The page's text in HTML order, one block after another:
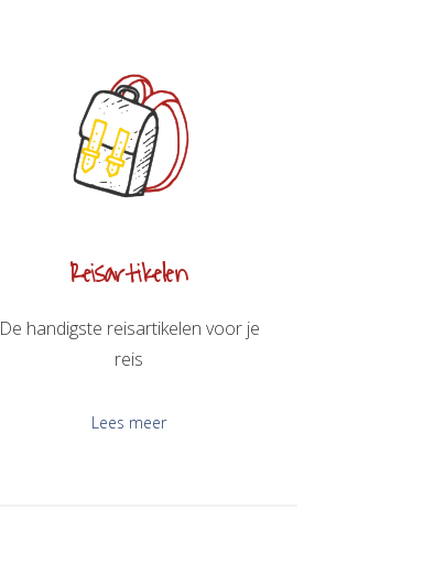
Reisartikelen
De handigste reisartikelen voor je
reis
Lees meer